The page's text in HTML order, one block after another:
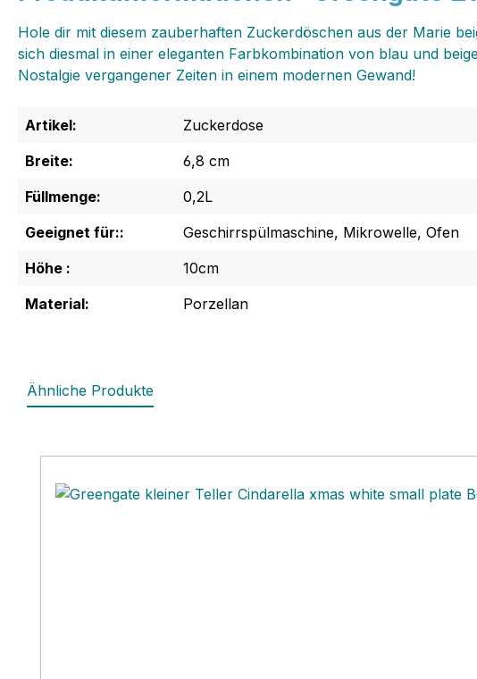
Hole dir mit diesem zauberhaften Zuckerdöschen aus der Marie
sich diesmal in einer eleganten Farbkombination von blau und
Nostalgie vergangener Zeiten in einem modernen Gewand!
Artikel:
Zuckerdose
Breite:
6,8 cm
Füllmenge:
0,2L
Geeignet für::
Geschirrspülmaschine, Mikrowelle, Ofen
Höhe :
10cm
Material:
Porzellan
Ähnliche Produkte